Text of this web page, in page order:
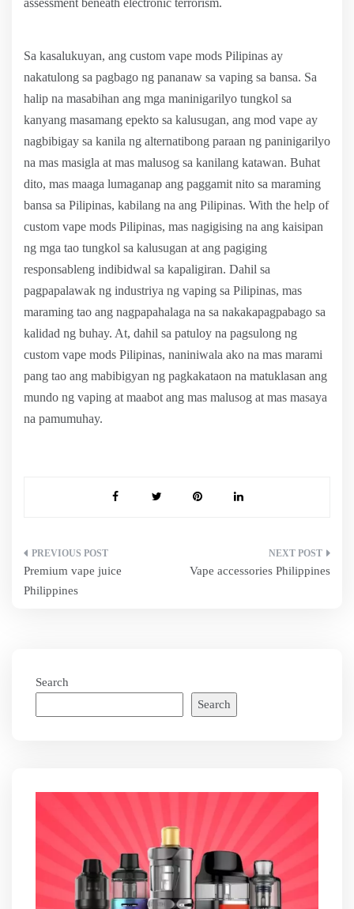
assessment beneath electronic terrorism.
Sa kasalukuyan, ang custom vape mods Pilipinas ay
nakatulong sa pagbago ng pananaw sa vaping sa bansa. Sa
halip na masabihan ang mga maninigarilyo tungkol sa
kanyang masamang epekto sa kalusugan, ang mod vape ay
nagbibigay sa kanila ng alternatibong paraan ng paninigarilyo
na mas masigla at mas malusog sa kanilang katawan. Buhat
dito, mas maaga lumaganap ang paggamit nito sa maraming
bansa sa Pilipinas, kabilang na ang Pilipinas. With the help of
custom vape mods Pilipinas, mas nagigising na ang kaisipan
ng mga tao tungkol sa kalusugan at ang pagiging
responsableng indibidwal sa kapaligiran. Dahil sa
pagpapalawak ng industriya ng vaping sa Pilipinas, mas
maraming tao ang nagpapahalaga na sa nakakapagpabago sa
kalidad ng buhay. At, dahil sa patuloy na pagsulong ng
custom vape mods Pilipinas, naniniwala ako na mas marami
pang tao ang mabibigyan ng pagkakataon na matuklasan ang
mundo ng vaping at maabot ang mas malusog at mas masaya
na pamumuhay.
Post
navigation
Premium vape juice
Philippines
Vape accessories Philippines
Search
Search